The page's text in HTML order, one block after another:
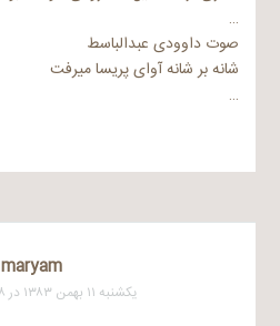
…
صوت داوودی عبدالباسط
شانه بر شانه آوای پریسا میرفت
…
maryam
یکشنبه ۱۱ بهمن ۱۳۸۳ در ۱۱:۲۸ بعد از ظهر